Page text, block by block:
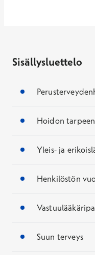
Sisällysluettelo
Hoidon
Yleis- ja
Henkilöstön
Suun terveys